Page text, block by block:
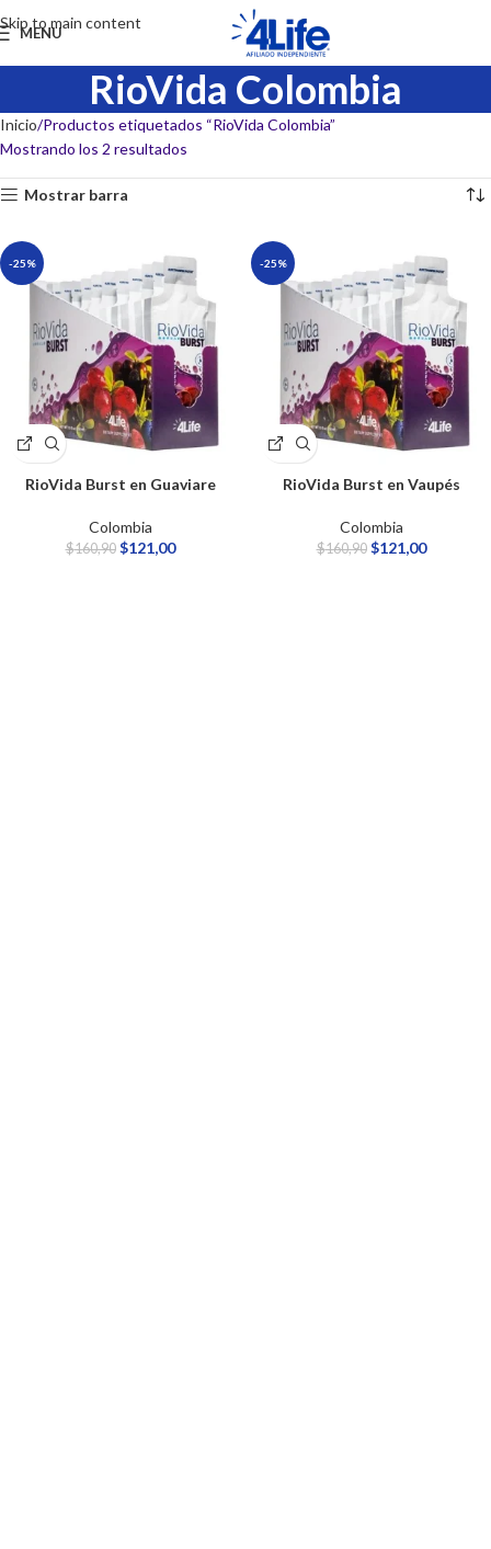
Skip to main content
MENU
RioVida Colombia
Inicio Productos etiquetados “RioVida Colombia”
Mostrando los 2 resultados
Mostrar barra
-25%
RioVida Burst en Guaviare
Colombia
$160,90 $121,00
-25%
RioVida Burst en Vaupés
Colombia
$160,90 $121,00